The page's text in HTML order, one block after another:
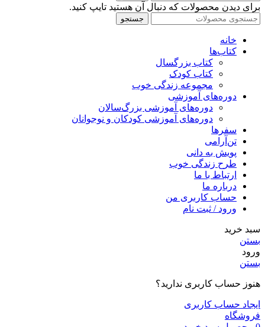
برای دیدن محصولات که دنبال آن هستید تایپ کنید.
جستجو
خانه
کتاب‌ها
کتاب بزرگسال
کتاب کودک
مجموعه زندگی خوب
دوره‌های آموزشی
دوره‌های آموزشی بزرگ‌سالان
دوره‌های آموزشی کودکان و نوجوانان
سفرها
تن‌آرامی
پویش به دانی
طرح زندگی خوب
ارتباط با ما
درباره ما
حساب کاربری من
ورود / ثبت نام
سبد خرید
بستن
ورود
بستن
هنوز حساب کاربری ندارید؟
ایجاد حساب کاربری
فروشگاه